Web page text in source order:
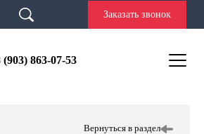
Заказать звонок
(903) 863-07-53
Вернуться в раздел